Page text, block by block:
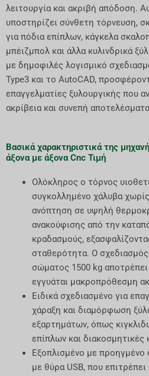
λειτουργία και ακριβή απόδοση.
υποστηρίζει σύνθετη τόρνευση,
για πόδια επίπλων, κάγκελα
μπέιζμπολ και άλλα κυλινδρικά
με δημοφιλές λογισμικό
Type3 και το AutoCAD,
επαγγελματίες ξυλουργικής που
ακρίβεια και συνεπή
Βασικά χαρακτηριστικά της
άξονα με άξονα Cnc Τιμή
Ολόκληρος ο τόρνος
συγκολλημένο χάλυβα
ανόπτηση σε υψηλή
ανακούφισης από την
κραδασμούς,
σταθερότητα. Ο
σώματος 1500 kg
εγγυάται μακροπρόθεσμη
Ειδικά σχεδιασμένο για
χάραξη και διαμόρφωση
εξαρτημάτων, όπως
επίπλων και διακοσμητικές
Εξοπλισμένο με προηγμένο
με θύρα USB, που